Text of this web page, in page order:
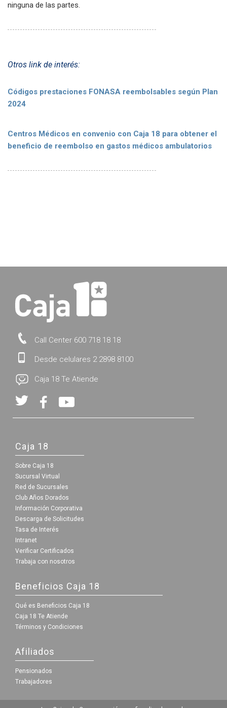
ninguna de las partes.
Otros link de interés:
Códigos prestaciones FONASA reembolsables según Plan
2024
Centros Médicos en convenio con Caja 18 para obtener el
beneficio de reembolso en gastos médicos ambulatorios
Call Center 600 718 18 18
Desde celulares 2 2898 8100
Caja 18 Te Atiende
Caja 18
Sobre Caja 18
Sucursal Virtual
Red de Sucursales
Club Años Dorados
Información Corporativa
Descarga de Solicitudes
Tasa de Interés
Intranet
Verificar Certificados
Trabaja con nosotros
Beneficios Caja 18
Qué es Beneficios Caja 18
Caja 18 Te Atiende
Términos y Condiciones
Afiliados
Pensionados
Trabajadores